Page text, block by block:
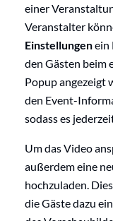
einer
Veranstalter
Einstellungenein
den Gästen beim
Popup angezeigt
den Event-
sodass es
Um das Video
außerdem eine
hochzuladen.
die Gäste dazu